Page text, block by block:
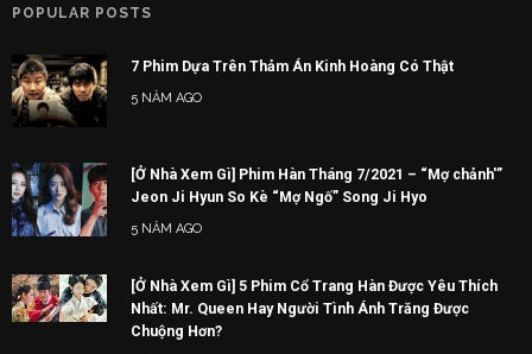
POPULAR POSTS
7 Phim Dựa Trên Thảm Án Kinh Hoàng Có Thật
5 NĂM AGO
[Ở Nhà Xem Gì] Phim Hàn Tháng 7/2021 – “Mợ chảnh'”
Jeon Ji Hyun So Kè “Mợ Ngố” Song Ji Hyo
5 NĂM AGO
[Ở Nhà Xem Gì] 5 Phim Cổ Trang Hàn Được Yêu Thích
Nhất: Mr. Queen Hay Người Tình Ánh Trăng Được
Chuộng Hơn?